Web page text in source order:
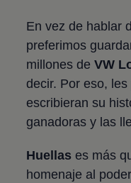
En vez de hablar
preferimos
millones de VW
decir. Por eso,
escribieran su
ganadoras y las
Huellas es más
homenaje al